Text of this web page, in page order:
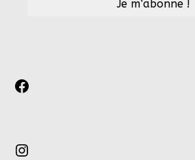
Facebook
Instagram